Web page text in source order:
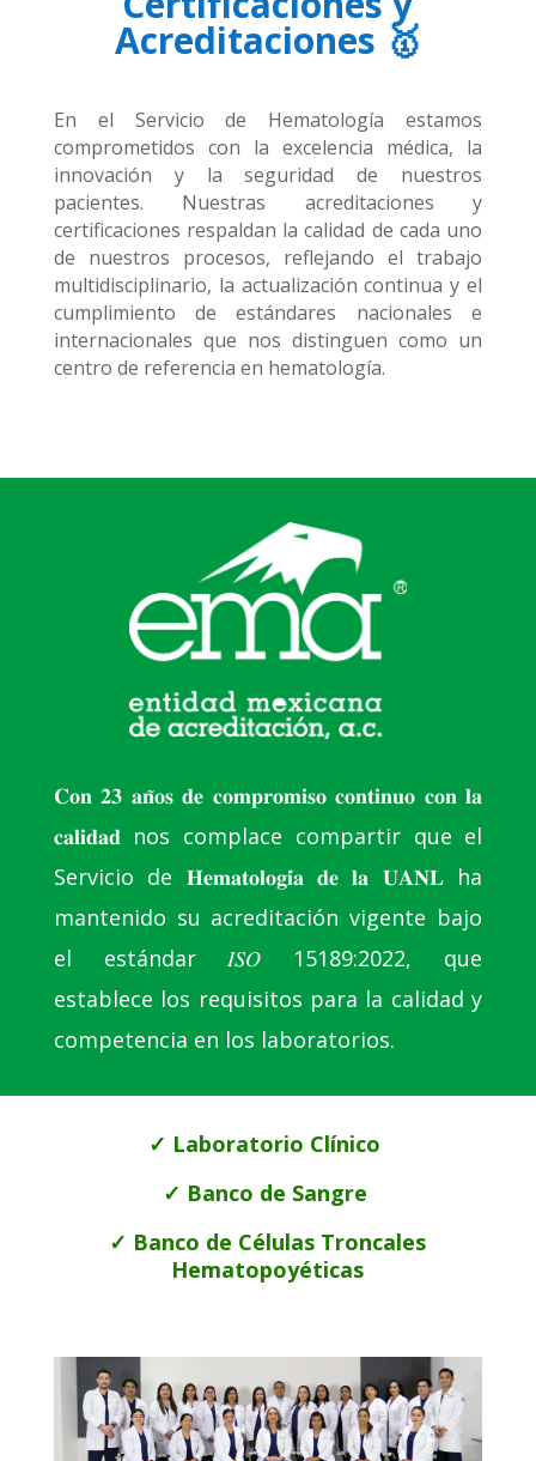
Acreditaciones 🥇
En el Servicio de Hematología estamos
comprometidos con la excelencia médica, la
innovación y la seguridad de nuestros
pacientes. Nuestras acreditaciones y
certificaciones respaldan la calidad de cada uno
de nuestros procesos, reflejando el trabajo
multidisciplinario, la actualización continua y el
cumplimiento de estándares nacionales e
internacionales que nos distinguen como un
centro de referencia en hematología.
𝐂𝐨𝐧 𝟐𝟑 𝐚𝐧̃𝐨𝐬 𝐝𝐞 𝐜𝐨𝐦𝐩𝐫𝐨𝐦𝐢𝐬𝐨 𝐜𝐨𝐧𝐭𝐢𝐧𝐮𝐨 𝐜𝐨𝐧 𝐥𝐚
𝐜𝐚𝐥𝐢𝐝𝐚𝐝 nos complace compartir que el
Servicio de 𝐇𝐞𝐦𝐚𝐭𝐨𝐥𝐨𝐠𝐢́𝐚 𝐝𝐞 𝐥𝐚 𝐔𝐀𝐍𝐋 ha
mantenido su acreditaciónvigente bajo
el estándar 𝐼𝑆𝑂 15189:2022, que
establece los requisitos para la calidady
competencia en los laboratorios.
✓ Laboratorio Clínico
✓ Banco de Sangre
✓ Banco de Células Troncales
Hematopoyéticas